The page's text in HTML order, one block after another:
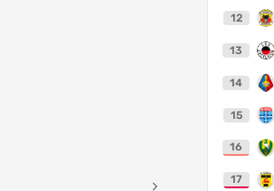
12
13
14
15
16
17